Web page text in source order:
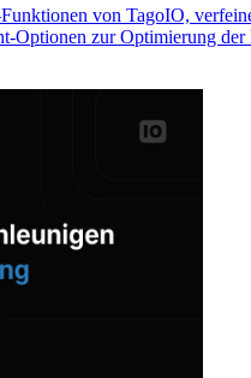
von TagoIO,
Optionen zur Optimierung der